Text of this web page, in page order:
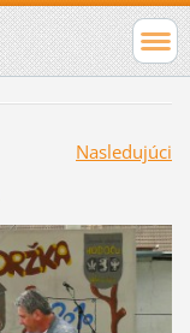
Nasledujúci